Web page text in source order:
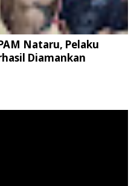
Nataru, Pelaku
Diamankan